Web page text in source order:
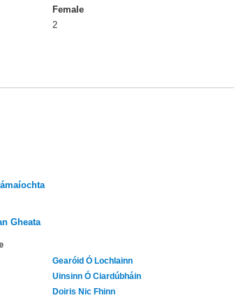
Female
2
Gheata
Gearóid Ó Lochlainn
Uinsinn Ó Ciardúbháin
Doiris Nic Fhinn